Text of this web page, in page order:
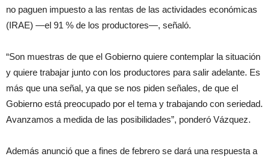
no paguen impuesto a las rentas de las actividades económicas
(IRAE) —el 91 % de los productores—, señaló.
“Son muestras de que el Gobierno quiere contemplar la situación
y quiere trabajar junto con los productores para salir adelante. Es
más que una señal, ya que se nos piden señales, de que el
Gobierno está preocupado por el tema y trabajando con seriedad.
Avanzamos a medida de las posibilidades”, ponderó Vázquez.
Además anunció que a fines de febrero se dará una respuesta a